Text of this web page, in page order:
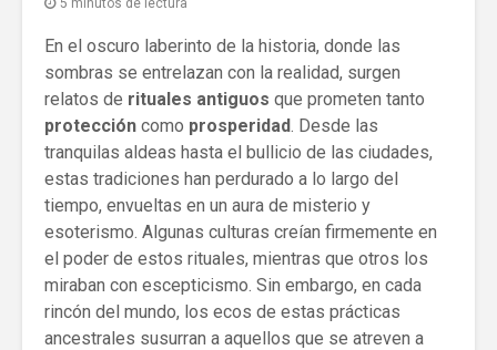
En el oscuro laberinto de la historia, donde las
sombras se entrelazan con la realidad, surgen
relatos de rituales antiguos que prometen tanto
protección como prosperidad . Desde las
tranquilas aldeas hasta el bullicio de las ciudades,
estas tradiciones han perdurado a lo largo del
tiempo, envueltas en un aura de misterio y
esoterismo. Algunas culturas creían firmemente en
el poder de estos rituales, mientras que otros los
miraban con escepticismo. Sin embargo, en cada
rincón del mundo, los ecos de estas prácticas
ancestrales susurran a aquellos que se atreven a